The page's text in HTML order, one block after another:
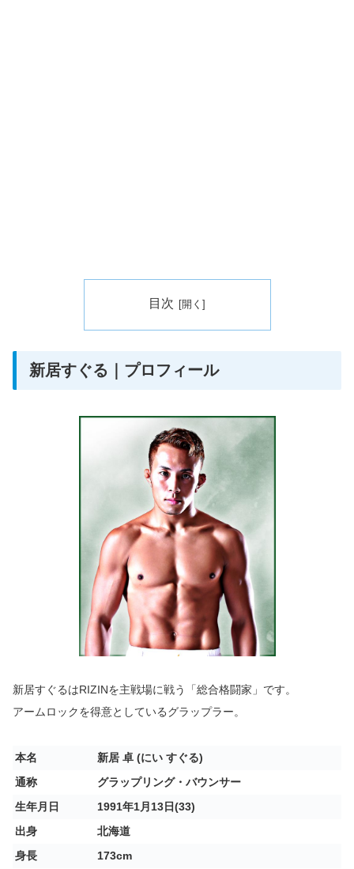
目次
新居すぐる｜プロフィール
新居すぐるはRIZINを主戦場に戦う「総合格闘家」です。
アームロックを得意としているグラップラー。
本名
新居 卓 (にい すぐる)
通称
グラップリング・バウンサー
生年月日
1991年1月13日(33)
出身
北海道
身長
173cm